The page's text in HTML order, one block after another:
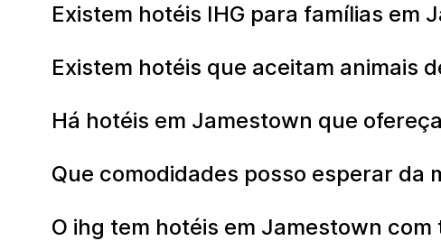
Existem hotéis IHG para famílias em
Existem hotéis que aceitam animais
Há hotéis em Jamestown que
Que comodidades posso esperar da
O ihg tem hotéis em Jamestown